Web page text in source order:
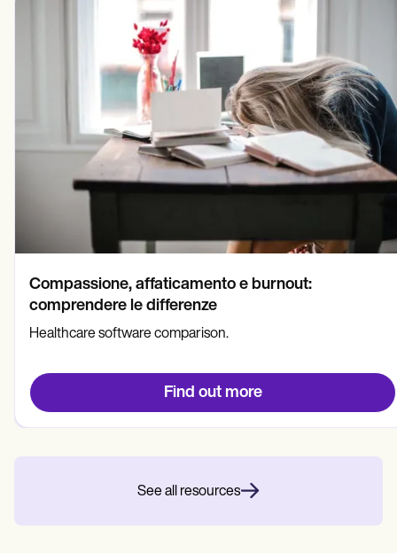
Compassione, affaticamento e burnout:
comprendere le differenze
Healthcare software comparison.
Find out more
See all resources